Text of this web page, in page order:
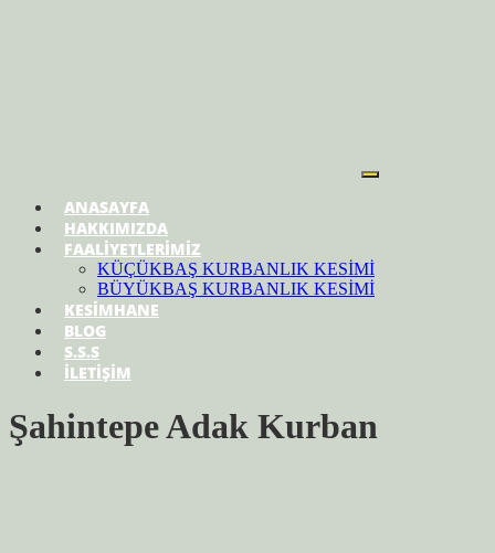
ANASAYFA
HAKKIMIZDA
FAALİYETLERİMİZ
KÜÇÜKBAŞ KURBANLIK KESİMİ
BÜYÜKBAŞ KURBANLIK KESİMİ
KESİMHANE
BLOG
S.S.S
İLETİŞİM
Şahintepe Adak Kurban